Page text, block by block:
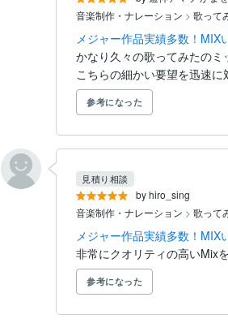
音楽制作・ナレーション > 歌って
メジャー作品実績多数！MIX
かなり久々の歌ってみたのミ
こちらの細かい要望を迅速に
参考になった
by hiro_sing
見積り相談
音楽制作・ナレーション > 歌って
メジャー作品実績多数！MIX
非常にクオリティの高いMix
参考になった